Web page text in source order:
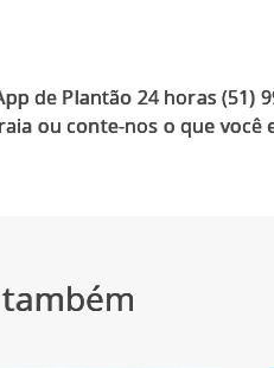
de Plantão 24 horas (51)
ou conte-nos o que